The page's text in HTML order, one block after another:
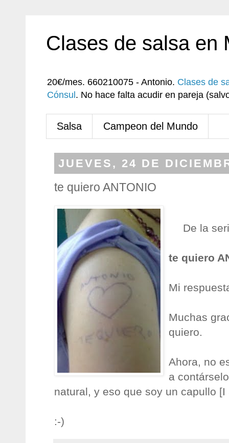
Clases de salsa en
20€/mes. 660210075 - Antonio. Clases de
Cónsul . No hace falta acudir en pareja
Salsa Campeon del Mundo
JUEVES, 24 DE
te quiero ANTONIO
De la
te quiero
Mi
Muchas
quiero.
Ahora, no
a
natural, y eso que soy un capullo [I
:-)